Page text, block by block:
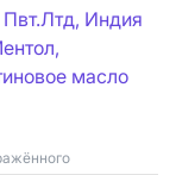
Индия
масло